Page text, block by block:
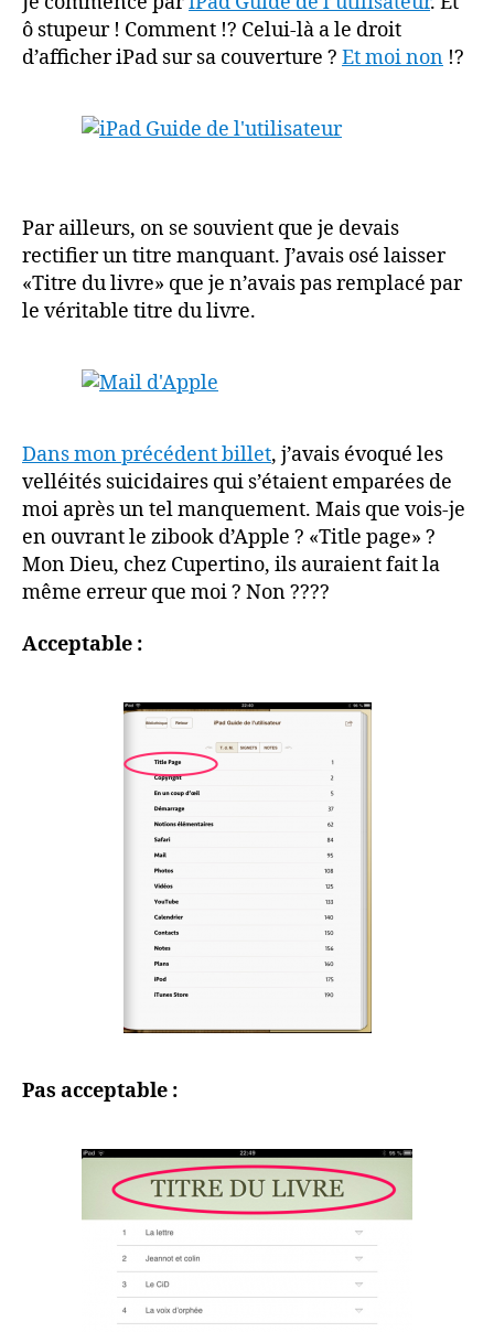
ô stupeur ! Comment !? Celui-là a le droit
d’afficher iPad sur sa couverture ? Et moi non !?
Par ailleurs, on se souvient que je devais
rectifier un titre manquant. J’avais osé laisser
«Titre du livre» que je n’avais pas remplacé par
le véritable titre du livre.
Dans mon précédent billet, j’avais évoqué les
velléités suicidaires qui s’étaient emparées de
moi après un tel manquement. Mais que vois-je
en ouvrant le zibook d’Apple ? «Title page» ?
Mon Dieu, chez Cupertino, ils auraient fait la
même erreur que moi ? Non ????
Acceptable :
Pas acceptable :